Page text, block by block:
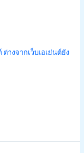
างจากเว็บเอเย่นต์ยัง